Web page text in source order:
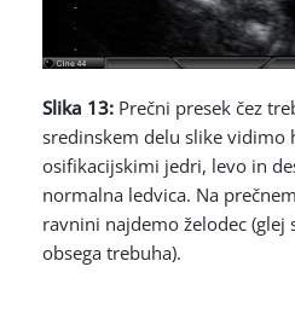
Slika 13: Prečni presek čez
sredinskem delu slike vidimo
osifikacijskimi jedri, levo in
normalna ledvica. Na
ravnini najdemo želodec
obsega trebuha).